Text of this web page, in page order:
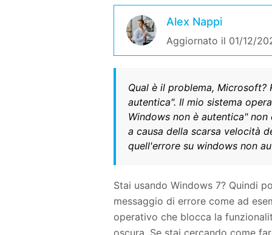
Alex Nappi
Aggiornato il 01/12/
Qual è il problema, Microsoft?
autentica". Il mio sistema
Windows non è autentica"
a causa della scarsa velocità
quell'errore su windows non
Stai usando Windows 7? Quindi
messaggio di errore come ad
operativo che blocca la
oscura. Se stai cercando come